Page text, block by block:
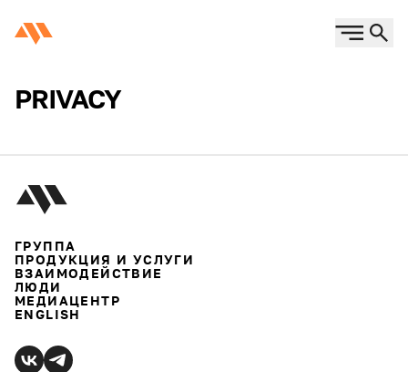
PRIVACY
ГРУППА
ПРОДУКЦИЯ И УСЛУГИ
ВЗАИМОДЕЙСТВИЕ
ЛЮДИ
МЕДИАЦЕНТР
ENGLISH